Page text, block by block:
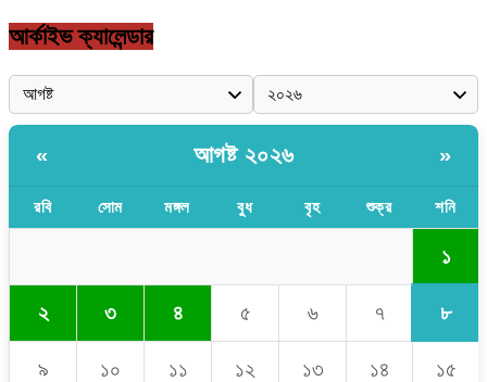
আর্কাইভ ক্যালেন্ডার
« আগষ্ট ২০২৬ »
রবি সোম মঙ্গল বুধ বৃহ শুক্র শনি
১
২ ৩ ৪ ৫ ৬ ৭ ৮
৯ ১০ ১১ ১২ ১৩ ১৪ ১৫